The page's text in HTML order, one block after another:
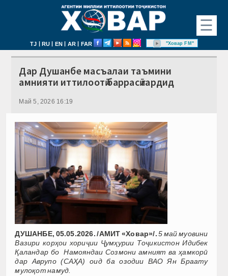
☰
TJ | RU | EN | AR | FAR "Ховар FM"
Дар Душанбе масъалаи таъмини
амнияти иттилоотӣ баррасӣ гардид
Май 5, 2026 16:19
ДУШАНБЕ, 05.05.2026. /АМИТ «Ховар»/. 5 май муовини
Вазири корҳои хориҷии Ҷумҳурии Тоҷикистон Идибек
Қаландар бо Намояндаи Созмони амният ва ҳамкорӣ
дар Аврупо (САҲА) оид ба озодии ВАО Ян Браату
мулоқот намуд.